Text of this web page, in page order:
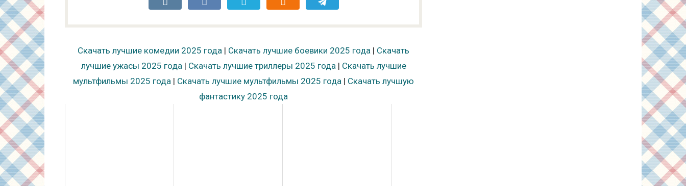
Скачать лучшие комедии 2025 года | Скачать лучшие боевики 2025 года | Скачать
лучшие ужасы 2025 года | Скачать лучшие триллеры 2025 года | Скачать лучшие
мультфильмы 2025 года | Скачать лучшие мультфильмы 2025 года | Скачать лучшую
фантастику 2025 года